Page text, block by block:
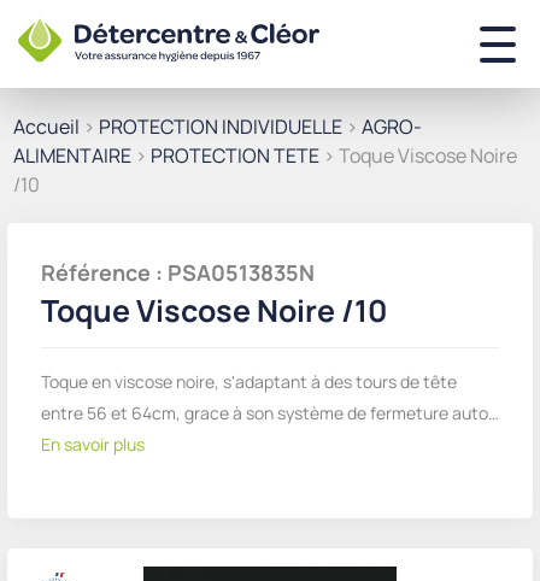
Accueil > PROTECTION INDIVIDUELLE > AGRO-
ALIMENTAIRE > PROTECTION TETE > Toque Viscose Noire
/10
Référence : PSA0513835N
Toque Viscose Noire /10
Toque en viscose noire, s'adaptant à des tours de tête
entre 56 et 64cm, grace à son système de fermeture auto…
En savoir plus